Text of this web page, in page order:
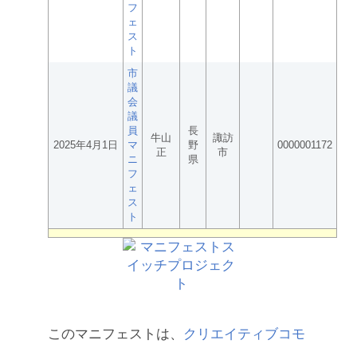
フ
ェ
ス
ト
2025年4月1日
市
議
会
議
員
マ
ニ
フ
ェ
ス
ト
牛山
正
長
野
県
諏訪
市
0000001172
このマニフェストは、
クリエイティブコモ